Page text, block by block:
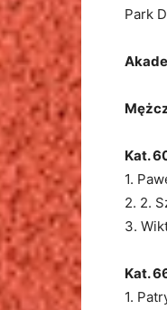
Park
Kat.
1.
2. 2.
3.
Kat.
1.